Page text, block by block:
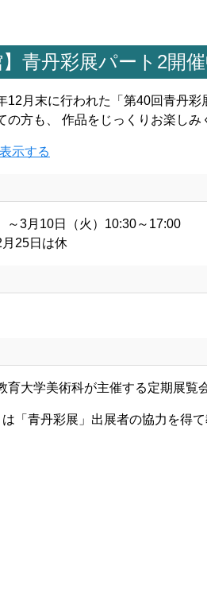
】青丹彩展パート2開
12月末に行われた「第40回青丹
の方も、 作品をじっくりお楽しみ
示する
～3月10日（火）10:30～17:00
25日は休
育大学美術科が主催する定期展覧
は「青丹彩展」出展者の協力を得